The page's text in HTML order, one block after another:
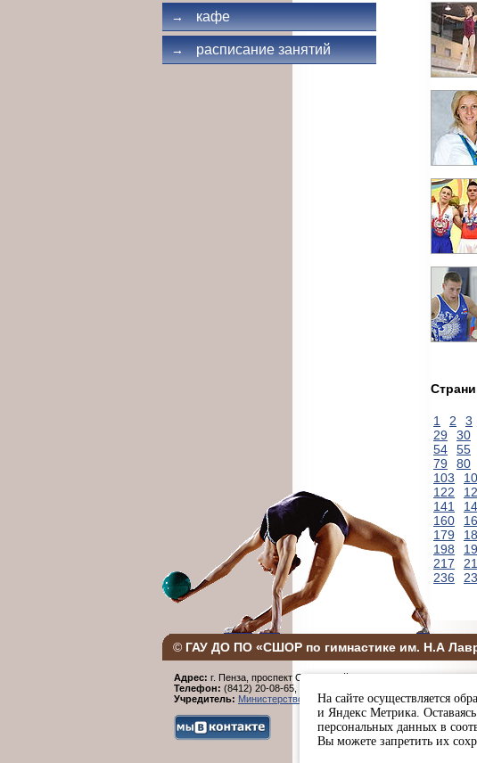
→ кафе
→ расписание занятий
1 2 3
29
30
54
55
79
80
103
122
141
160
179
198
217
236
© ГАУ ДО ПО «СШОР по гимнастике им. Н.А
Адрес: г. Пенза, проспект Строителей, 96.
Телефон: (8412) 20-08-65,
Учредитель: Министерство физической культуры и спорта
На сайте осуществляется
и Яндекс Метрика.
персональных данных в
Вы можете запретить их